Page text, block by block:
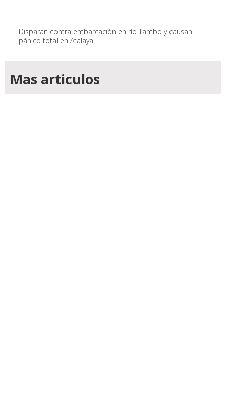
Disparan contra embarcación en río Tambo y causan
pánico total en Atalaya
Mas articulos